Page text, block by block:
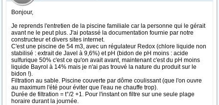
Bonjour,
Je reprends l'entretien de la piscine familiale car la personne qui le gérait
avant ne le peut plus. J'ai potassé la documentation fournie par notre
constructeur et divers sites internet.
C'est une piscine de 54 m3, avec un régulateur Redox (chlore liquide non
stabilisé : extrait de Javel à 9,6%) et pH (bidon de pH moins : acide
sulfurique 50% c'est ce qu'on avait avant, maintenant c'est du pH moins
liquide Bayrol à 14% mais je n'ai pas trouvé la nature du produit sur le
bidon !).
Filtration au sable. Piscine couverte par dôme coulissant (que l'on ouvre
au maximum l'été pour éviter que l'eau ne chauffe trop).
Durée de filtration = t°/2 +1. Pour l'instant on filtre sur une seule plage
horaire durant la journée.